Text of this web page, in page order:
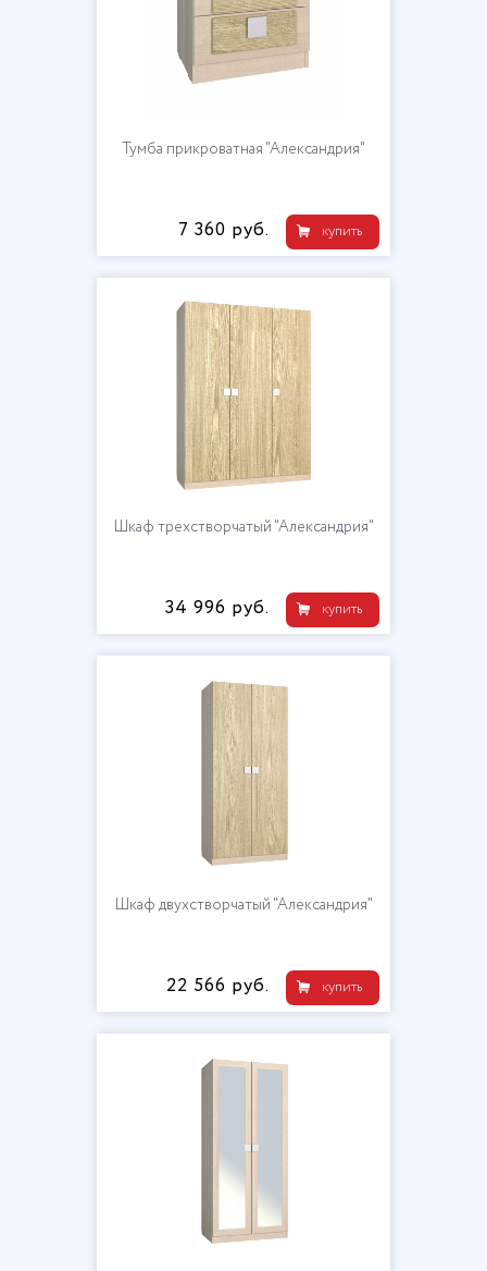
Тумба прикроватная "Александрия"
купить
7 360 руб.
Шкаф трехстворчатый "Александрия"
купить
34 996 руб.
Шкаф двухстворчатый "Александрия"
купить
22 566 руб.